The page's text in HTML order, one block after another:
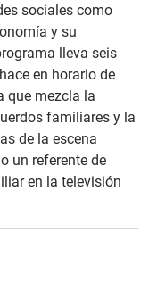
sociales como
y su
lleva seis
en horario de
que mezcla la
familiares y la
de la escena
un referente de
en la televisión